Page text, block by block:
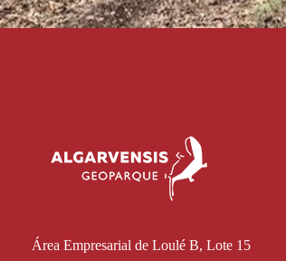
Área Empresarial de Loulé B, Lote 15